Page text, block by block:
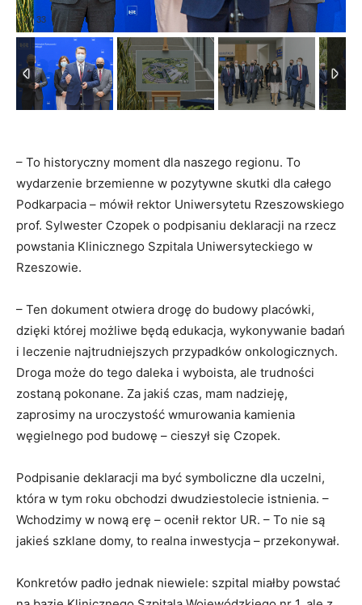
1/ 33
– To historyczny moment dla naszego regionu. To
wydarzenie brzemienne w pozytywne skutki dla całego
Podkarpacia – mówił rektor Uniwersytetu Rzeszowskiego
prof. Sylwester Czopek o podpisaniu deklaracji na rzecz
powstania Klinicznego Szpitala Uniwersyteckiego w
Rzeszowie.
– Ten dokument otwiera drogę do budowy placówki,
dzięki której możliwe będą edukacja, wykonywanie badań
i leczenie najtrudniejszych przypadków onkologicznych.
Droga może do tego daleka i wyboista, ale trudności
zostaną pokonane. Za jakiś czas, mam nadzieję,
zaprosimy na uroczystość wmurowania kamienia
węgielnego pod budowę – cieszył się Czopek.
Podpisanie deklaracji ma być symboliczne dla uczelni,
która w tym roku obchodzi dwudziestolecie istnienia. –
Wchodzimy w nową erę – ocenił rektor UR. – To nie są
jakieś szklane domy, to realna inwestycja – przekonywał.
Konkretów padło jednak niewiele: szpital miałby powstać